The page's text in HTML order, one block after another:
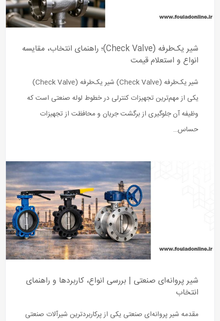
شیر یک‌طرفه (Check Valve)؛ راهنمای انتخاب، مقایسه
انواع و استعلام قیمت
شیر یک‌طرفه (Check Valve) شیر یک‌طرفه (Check Valve)
یکی از مهم‌ترین تجهیزات کنترلی در خطوط لوله صنعتی است که
وظیفه آن جلوگیری از برگشت جریان و محافظت از تجهیزات
حساس…
شیر پروانه‌ای صنعتی | بررسی انواع، کاربردها و راهنمای
انتخاب
مقدمه شیر پروانه‌ای صنعتی یکی از پرکاربردترین شیرآلات صنعتی